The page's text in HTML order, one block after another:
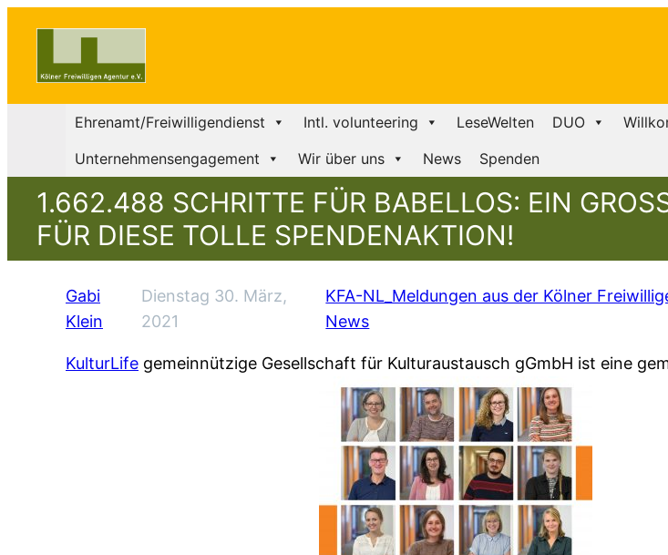
Ehrenamt/Freiwilligendienst Intl. volunteering LeseWelten DUO
Unternehmensengagement
Wir über uns News Spenden
1.662.488 SCHRITTE FÜR BABELLOS: EIN
ÜR DIESE TOLLE SPENDENAKTION!
Gabi
Klein
Dienstag 30. März,
2021
KFA-NL_Meldungen aus der Kölner
News
KulturLife gemeinnützige Gesellschaft für Kulturaustausch gGmbH ist eine